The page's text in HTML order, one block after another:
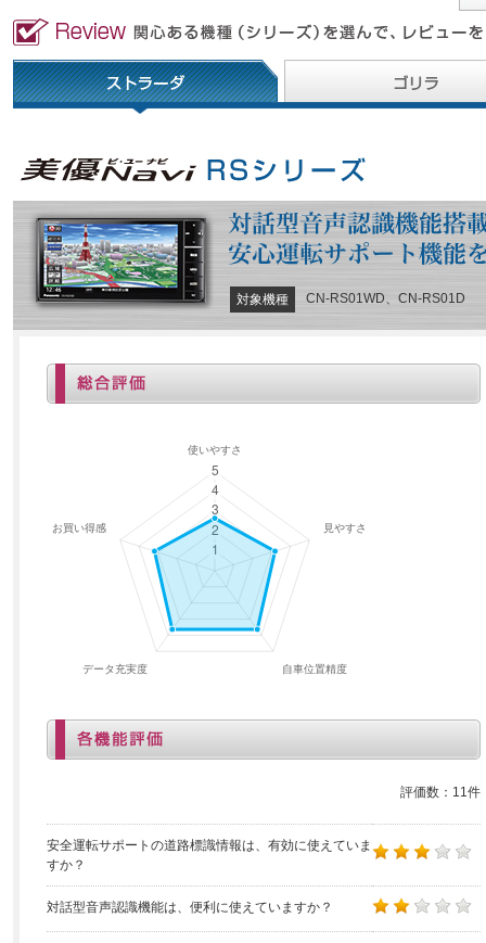
対象機種 CN-RS01WD、CN-RS01D
評価数：11件
安全運転サポートの道路標識情報は、有効に使えていま
すか？
対話型音声認識機能は、便利に使えていますか？